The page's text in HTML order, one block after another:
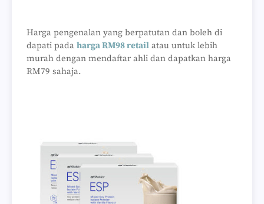
Harga pengenalan yang berpatutan dan boleh di
dapati pada harga RM98 retail atau untuk lebih
murah dengan mendaftar ahli dan dapatkan harga
RM79 sahaja.